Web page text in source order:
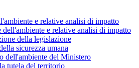
e relative analisi di impatto
dell'ambiente e relative analisi di impatto
della legislazione
sicurezza umana
dell'ambiente del Ministero
tutela del territorio